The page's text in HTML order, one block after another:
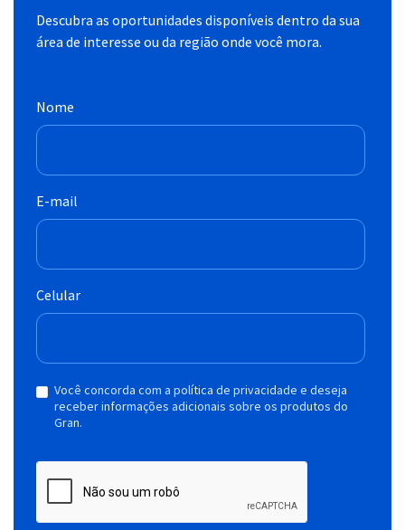
Descubra as oportunidades disponíveis dentro da sua
área de interesse ou da região onde você mora.
Nome
E-mail
Celular
Você concorda com a política de privacidade e deseja
receber informações adicionais sobre os produtos do
Gran.